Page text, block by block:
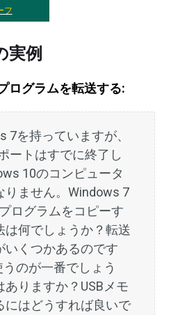
フ
実例
ログラムを転送する:
7を持っていますが、
ートはすでに終了し
10のコンピュータ
りません。Windows 7
ログラムをコピーす
は何でしょうか？転送
いくつかあるのです
のが一番でしょう
りますか？USBメモ
にはどうすれば良いで